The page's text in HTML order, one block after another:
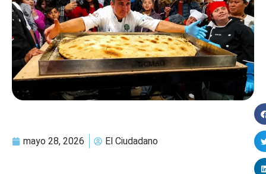
mayo 28, 2026 El Ciudadano